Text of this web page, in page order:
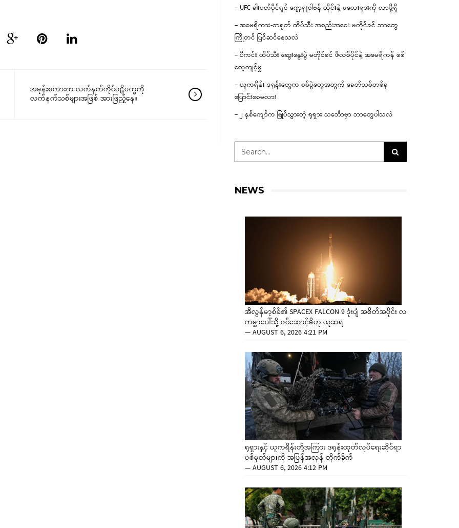
အမုန်းစကားက လက်နက်ကိုင်ပဋိပက္ခကို
လက်နက်သစ်များအဖြစ် အားဖြည့်နေ။
– UFC ခါးပတ်ပိုင်ရှင် ဂျော့ရှူဝါဗန် ထိုင်းနဲ့ မလေးရှားကို လာဖို့ရှိ
– အမေရိကား-တရုတ် ထိပ်သီး အစည်းအဝေး မတိုင်ခင် ဘာတွေ
ကြိုတင် ပြင်ဆင်နေသလဲ
– ပီကင်း ထိပ်သီး ဆွေးနွေးပွဲ မတိုင်ခင် ဖိလစ်ပိုင်နဲ့ အမေရိကန် စစ်
လေ့ကျင့်မှု
– ယူကရိန်း ဒရုန်းတွေက စစ်ပွဲတွေအတွက် ခေတ်သစ်တစ်ခု
ပြောင်းစေမလား
– ၂ နှစ်ကျော်က မြုပ်သွားတဲ့ ရုရှား သင်္ဘောမှာ ဘာတွေပါသလဲ
NEWS
အီလွန်မာ့စ်ခ်၏ SPACEX FALCON 9 ဒုံးပျံ အစိတ်အပိုင်း လ
ကမ္ဘာပေါ်သို့ ဝင်ဆောင့်မိဟု ယူဆရ
—AUGUST 6, 2026 4:21 PM
ရုရှားနှင့် ယူကရိန်းတို့အကြား ဒရုန်းထုတ်လုပ်ရေးဆိုင်ရာ
ပစ်မှတ်များကို အပြန်အလှန် တိုက်ခိုက်
—AUGUST 6, 2026 4:12 PM